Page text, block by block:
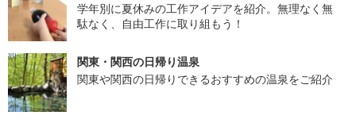
学年別に夏休みの工作アイデアを紹介。無理なく無
駄なく、自由工作に取り組もう！
関東・関西の日帰り温泉
関東や関西の日帰りできるおすすめの温泉をご紹介